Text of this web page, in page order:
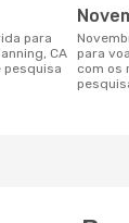
CA
pesquisa
novembro é o tempo menos concorrido
para
com os